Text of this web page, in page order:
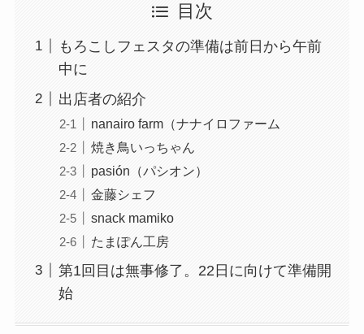
目次
もろこしフェスタの準備は前日から午前
中に
出店者の紹介
nanairo farm（ナナイロファーム
焼き鳥いっちゃん
pasión（パシオン）
金藤シェフ
snack mamiko
たまぽん工房
第1回目は無事修了。22日に向けて準備開
始